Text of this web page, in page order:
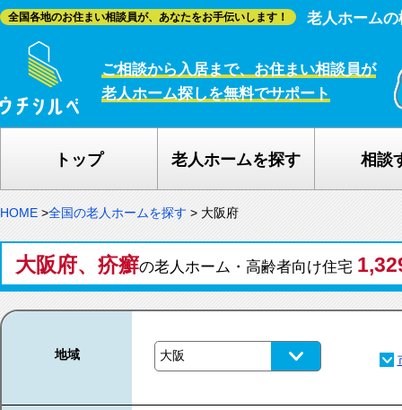
全国各地のお住まい相談員が、あなたをお手伝いします！ 老人ホーム
ご相談から入居まで、お住まい相談員が
老人ホーム探しを無料でサポート
トップ 老人ホームを探す 相談
HOME >全国の老人ホームを探す > 大阪府
大阪府、疥癬の老人ホーム・高齢者向け住宅
地域